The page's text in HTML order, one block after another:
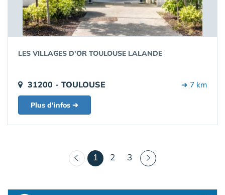
LES VILLAGES D'OR TOULOUSE LALANDE
31200 - TOULOUSE ➔ 7 km
Plus d'infos ➔
1 (courant)
2 3